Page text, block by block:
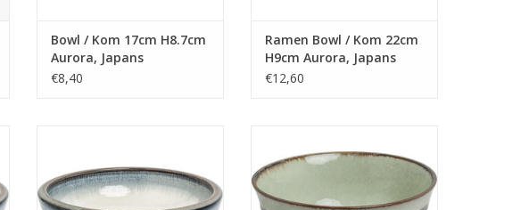
Bowl / Kom 17cm H8.7cm
Aurora, Japans
€8,40
Ramen Bowl / Kom 22cm
H9cm Aurora, Japans
€12,60
TOEVOEGEN AAN WINKELWAGEN
Wasabi, Japans
TOEVOEGEN AAN WINKELWAGEN